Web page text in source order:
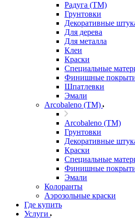
Радуга (ТМ)
Грунтовки
Декоративные
Для дерева
Для металла
Клеи
Краски
Специальные
Финишные
Шпатлевки
Эмали
Arcobaleno (ТМ)
Arcobaleno (ТМ)
Грунтовки
Декоративные
Краски
Специальные
Финишные
Эмали
Колоранты
Аэрозольные краски
Где купить
Услуги